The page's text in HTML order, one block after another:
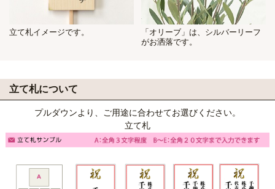
立て札イメージです。
「オリーブ」は、シルバーリーフ
がお洒落です。
立て札について
プルダウンより、ご用途に合わせてお選びください。
立て札